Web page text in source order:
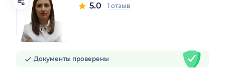
5.0 1 отзыв
Документы проверены